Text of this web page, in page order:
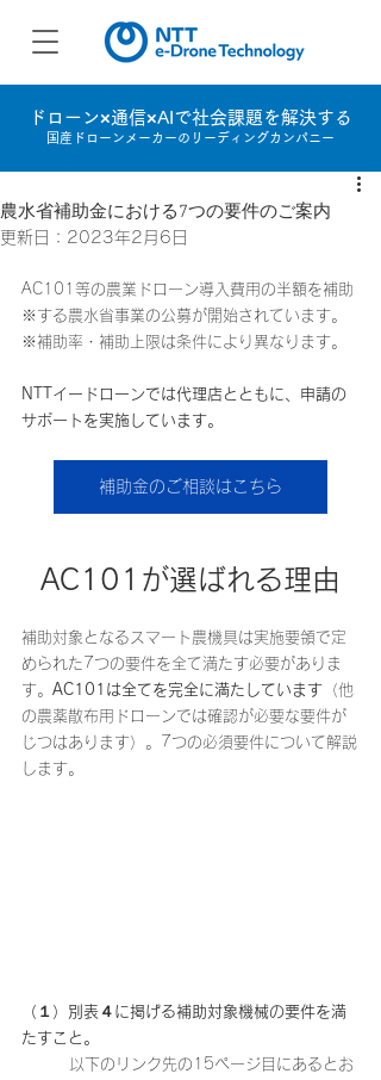
ドローン×通信×AIで社会課題を解決する
国産ドローンメーカーのリーディングカンパニー
農水省補助金における7つの要件のご案内
更新日： 2023年2月6日
AC101等の農業ドローン導入費用の半額を補助
※する農水省事業の公募が開始されています。
※補助率・補助上限は条件により異なります。
NTTイードローンでは代理店とともに、申請の
サポートを実施しています。
補助金のご相談はこちら
AC101が選ばれる理由
補助対象となるスマート農機具は実施要領で定
められた7つの要件を全て満たす必要がありま
す。 AC101は全てを完全に満たしています （他
の農薬散布用ドローンでは確認が必要な要件が
じつはあります）。7つの必須要件について解説
します。
（１）別表４に掲げる補助対象機械の要件を満
たすこと。
以下のリンク先の15ページ目にあるとお